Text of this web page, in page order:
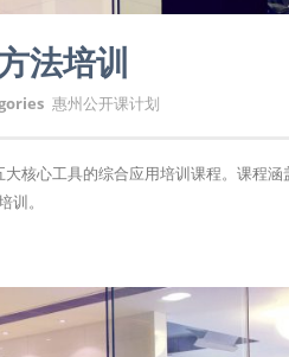
法培训
惠州公开课计划
核心工具的综合应用培训课程。课程涵
。